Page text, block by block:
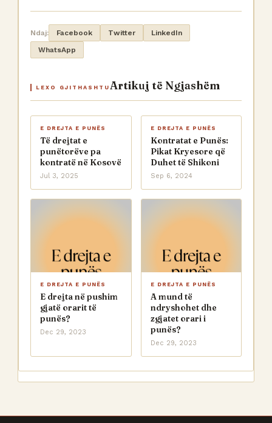
Ndaj: Facebook Twitter
LinkedIn
WhatsApp
LEXO GJITHASHTU Artikuj të Ngjashëm
E DREJTA E PUNËS
Të drejtat e
punëtorëve pa
kontratë në Kosovë
Jul 3, 2025
E DREJTA E PUNËS
Kontratat e Punës:
Pikat Kryesore që
Duhet të Shikoni
Sep 6, 2024
E DREJTA E PUNËS
E drejta në pushim
gjatë orarit të
punës?
Dec 29, 2023
E DREJTA E PUNËS
A mund të
ndryshohet dhe
zgjatet orari i
punës?
Dec 29, 2023